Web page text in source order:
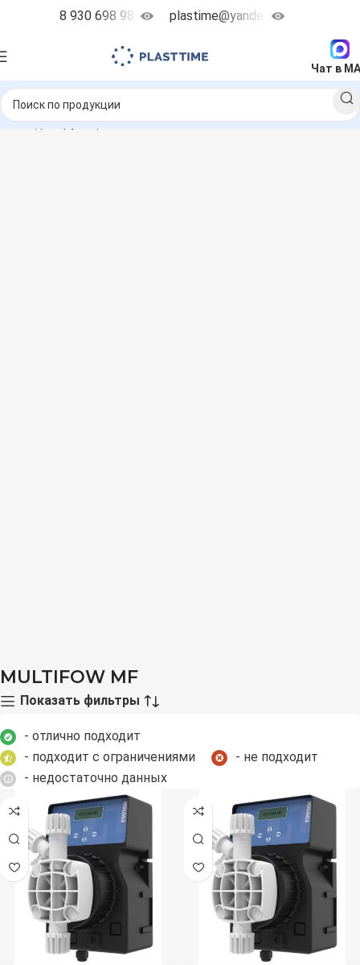
8 930 698 98 38 plastime@yandex.ru
Чат в
дозирующие насосы Etatron Multiflow MULTIFOW MF
MULTIFOW MF
Показать фильтры
- отлично подходит
- подходит с ограничениями
- не подходит
- недостаточно данных